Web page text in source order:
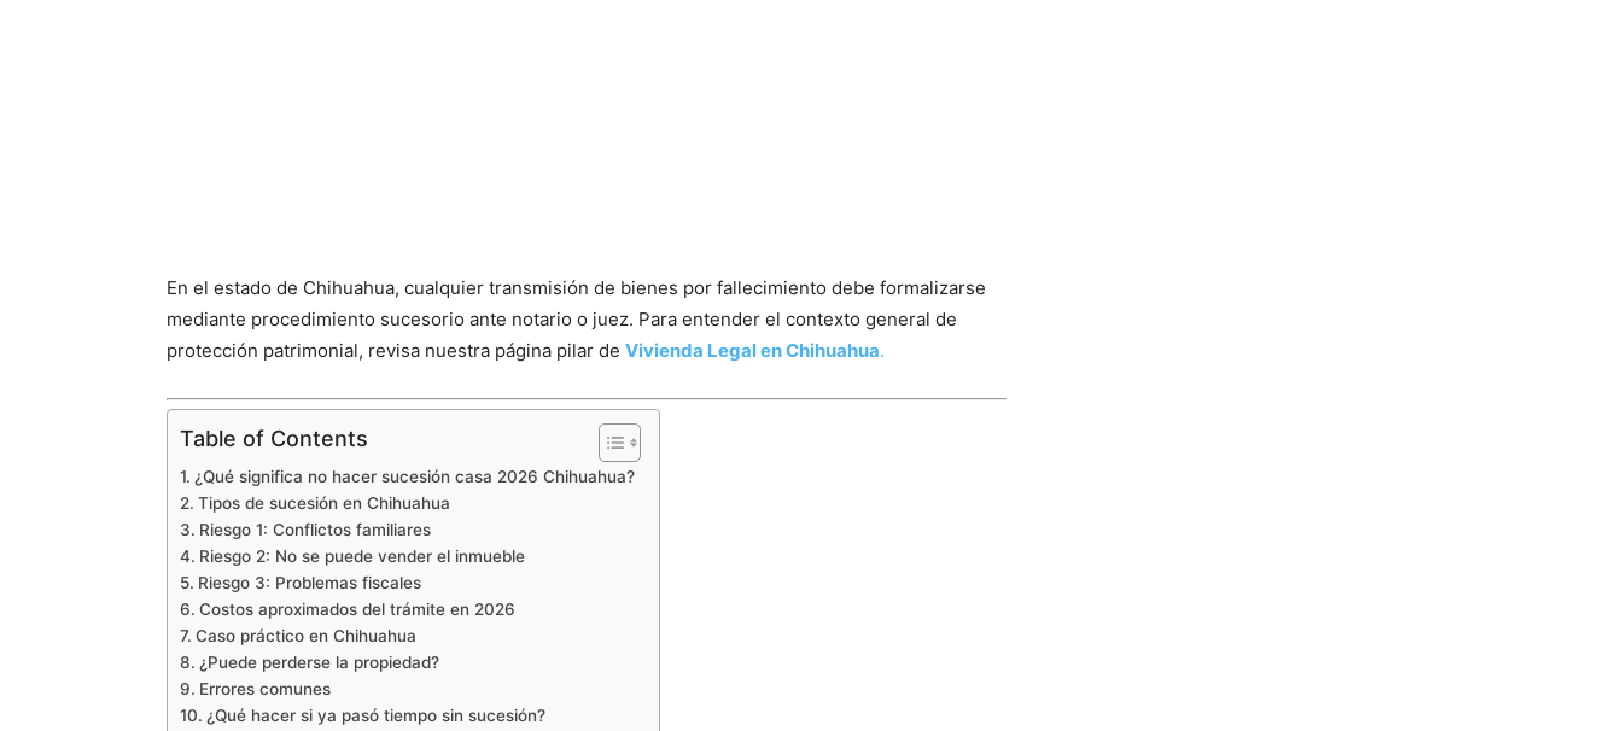
En el estado de Chihuahua, cualquier transmisión de bienes por fallecimiento debe formalizarse
mediante procedimiento sucesorio ante notario o juez. Para entender el contexto general de
protección patrimonial, revisa nuestra página pilar de Vivienda Legal en Chihuahua.
Table of Contents
¿Qué significa no hacer sucesión casa 2026 Chihuahua?
Tipos de sucesión en Chihuahua
Riesgo 1: Conflictos familiares
Riesgo 2: No se puede vender el inmueble
Riesgo 3: Problemas fiscales
Costos aproximados del trámite en 2026
Caso práctico en Chihuahua
¿Puede perderse la propiedad?
Errores comunes
¿Qué hacer si ya pasó tiempo sin sucesión?